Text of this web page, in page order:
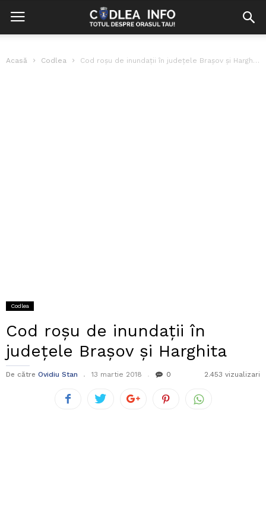
Acasă Codlea Cod roșu de inundații în județele Brașov și Harghita
Codlea
Cod roșu de inundații în
județele Brașov și Harghita
De către Ovidiu Stan 13 martie 2018 0 2.453 vizualizari